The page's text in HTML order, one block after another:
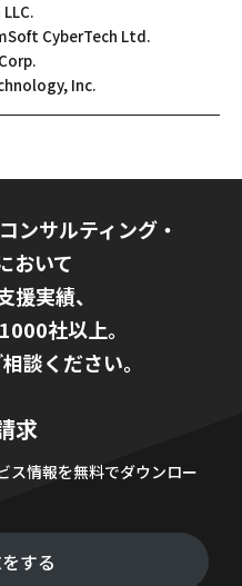
CyberTech Ltd.
Inc.
ンサルティング・
おいて
援実績、
社以上。
談ください。
求
ス情報を無料でダウンロー
する